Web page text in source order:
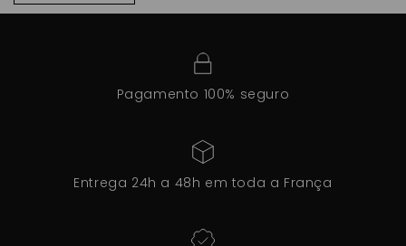
Pagamento 100% seguro
Entrega 24h a 48h em toda a França